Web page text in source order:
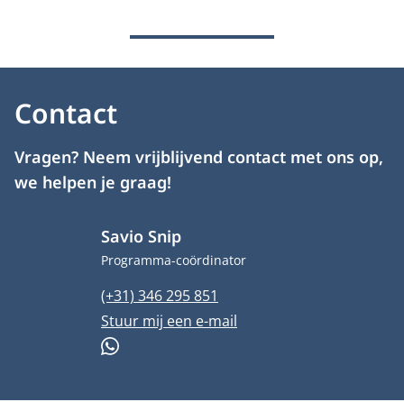
Contact
Vragen? Neem vrijblijvend contact met ons op,
we helpen je graag!
Savio Snip
Functietitel
Programma-coördinator
Telefoonnummer
(+31) 346 295 851
E-mailadres
Stuur mij een e-mail
WhatsApp